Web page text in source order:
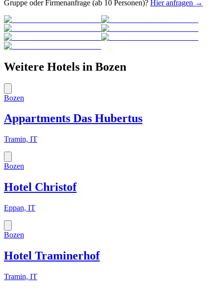
Gruppe oder Firmenanfrage (ab 10 Personen)? Hier anfragen →
Weitere Hotels in Bozen
Bozen
Appartments Das Hubertus
Tramin, IT
Bozen
Hotel Christof
Eppan, IT
Bozen
Hotel Traminerhof
Tramin, IT